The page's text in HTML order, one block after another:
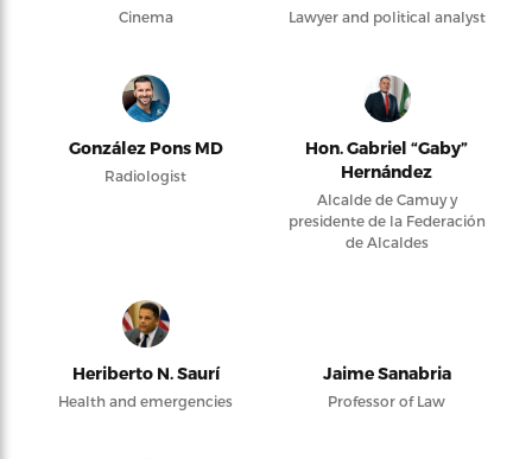
Cinema Lawyer and political analyst
González Pons MD
Radiologist
Hon. Gabriel “Gaby”
Hernández
Alcalde de Camuy y
presidente de la Federación
de Alcaldes
Heriberto N. Saurí
Health and emergencies
Jaime Sanabria
Professor of Law